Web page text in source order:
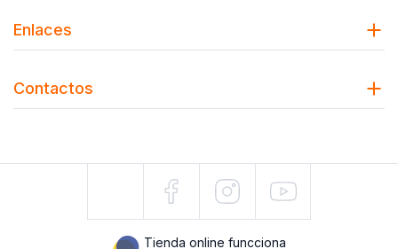
Enlaces
Contactos
Tienda online funcciona